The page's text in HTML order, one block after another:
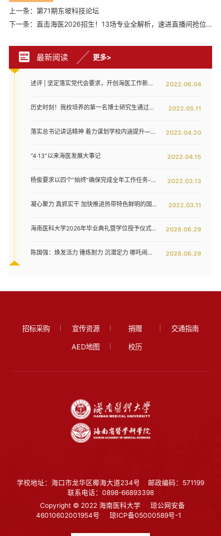
上一条：第71期东坡科技论坛
下一条：直击海医2026招生！13场专业全解析，速进直播间抢位咨询
最新阅读 更多>
2022.06.04
述评 | 坚定落实党代会要求，开创海医工作新局面——写在全面落实省第八次党代会对海医发展提出新要求之时
2022.05.11
历史时刻！我校培养的第一名博士研究生通过答辩！
2022.04.20
落实总书记讲话精神 着力谋划学校内涵提升——我校召开发展战略咨询委员会第二次工作会议
2022.04.15
“4·13”以来海医发展大事记
2022.03.13
杨俊要求以四个“始终”确保完成全年工作任务--我校六届五次教代会暨七届二次工代会胜利闭幕
2022.03.11
凝心聚力 真抓实干 加快推进热带特色鲜明的国际化高水平医科大学建设步伐 ——我校六届五次教代会暨七届二次工代会隆重开幕
2026.06.29
海南医科大学2026年毕业典礼暨学位授予仪式举行
2026.06.29
陈国强：焕发活力 锤炼耐力 沉潜定力 哪吒闹海拓新程——在海南医科大学2026年毕业典礼上的讲话
招标采购 宣传资源 捐赠 交通指南
AED地图 校历
学校地址：海口市龙华区椰海大道234号
邮政编码：571199
联系电话：0898-66893398
Copyright © 2022 海南医科大学
琼公网安备
46010602001954号
琼ICP备05000589号-1